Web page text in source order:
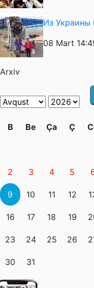
Из Украины
08 Mart
Arxiv
B Be Ça Ç
2 3 4 5
9 10 11 12
16 17 18 19
23 24 25 26
30 31